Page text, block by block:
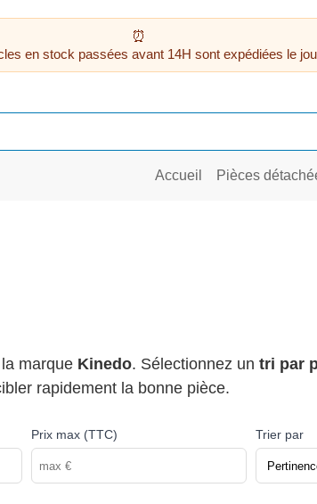
en stock passées avant 14H sont expédiées le
Accueil Pièces
marque Kinedo. Sélectionnez un tri par
rapidement la bonne pièce.
Prix max (TTC) Trier par